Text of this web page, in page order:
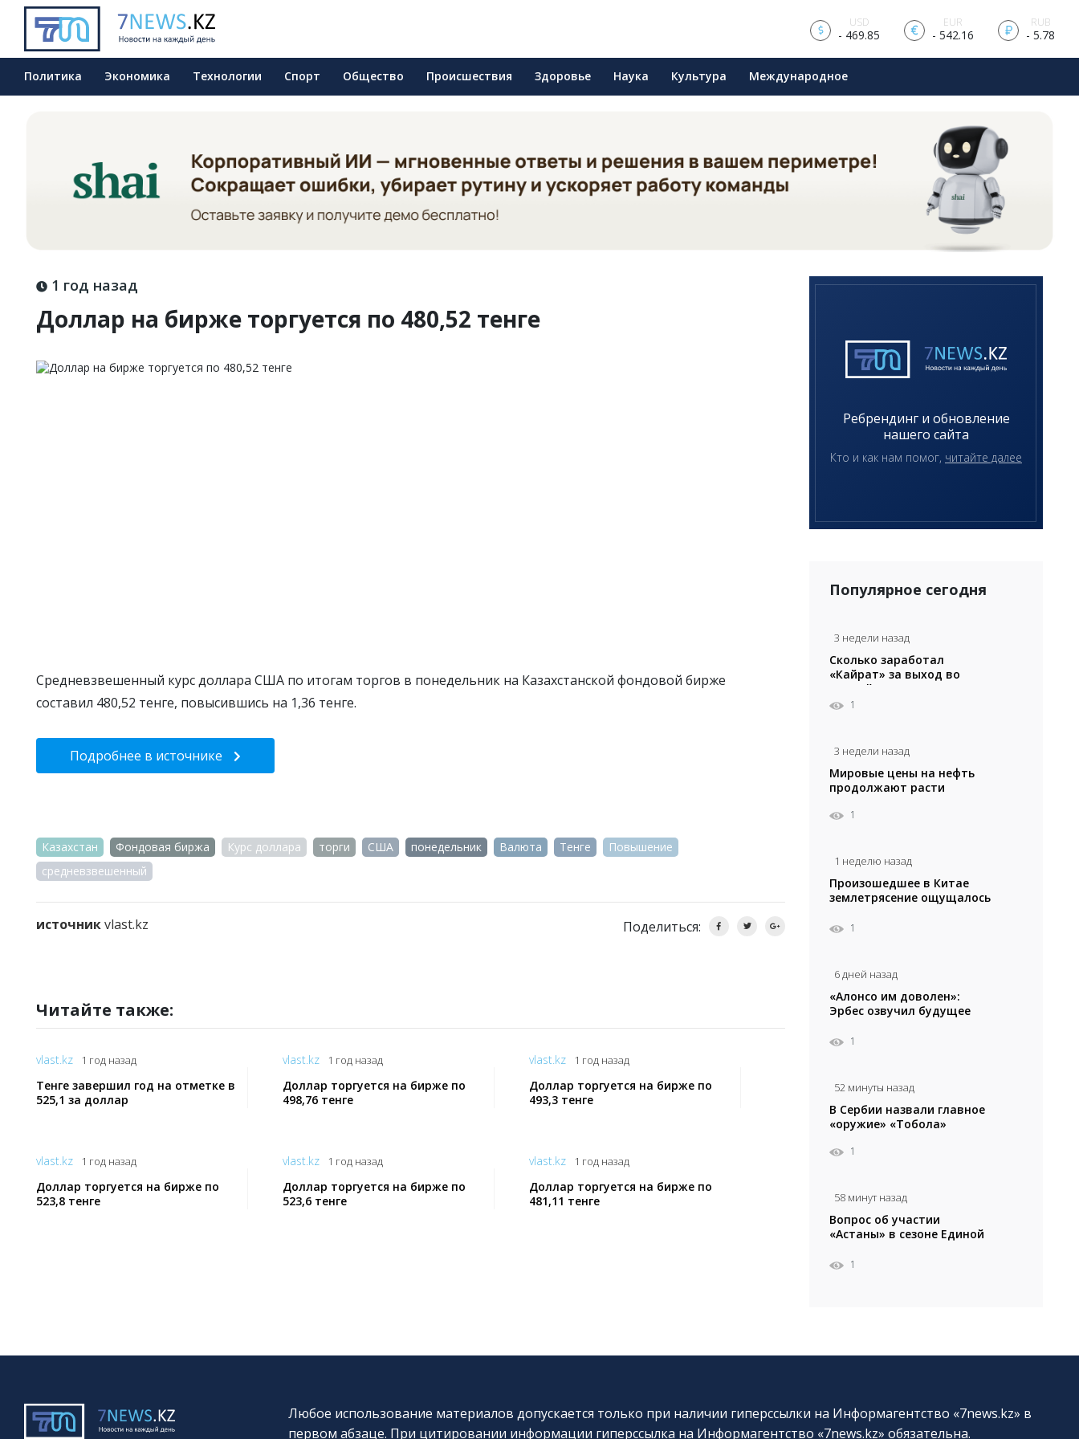
USD
- 469.85
EUR
- 542.16
RUB
- 5.78
Политика Экономика Технологии Спорт Общество Происшествия Здоровье Наука Культура Международное
1 год назад
Доллар на бирже торгуется по 480,52 тенге
Средневзвешенный курс доллара США по итогам торгов в понедельник на Казахстанской фондовой бирже
составил 480,52 тенге, повысившись на 1,36 тенге.
Подробнее в источнике
Казахстан Фондовая биржа Курс доллара торги США понедельник Валюта Тенге
Повышение
средневзвешенный
источникvlast.kz Поделиться:
Читайте также:
vlast.kz 1 год назад
Тенге завершил год на отметке в
525,1 за доллар
vlast.kz 1 год назад
Доллар торгуется на бирже по
498,76 тенге
vlast.kz 1 год назад
Доллар торгуется на бирже по
493,3 тенге
vlast.kz 1 год назад
Доллар торгуется на бирже по
523,8 тенге
vlast.kz 1 год назад
Доллар торгуется на бирже по
523,6 тенге
vlast.kz 1 год назад
Доллар торгуется на бирже по
481,11 тенге
Ребрендинг и обновление
нашего сайта
Кто и как нам помог, читайте далее
Популярное сегодня
3 недели назад
Сколько заработал
«Кайрат» за выход во
второй раунд Лиги
Чемпионов
1
3 недели назад
Мировые цены на нефть
продолжают расти
1
1 неделю назад
Произошедшее в Китае
землетрясение ощущалось
1
6 дней назад
«Алонсо им доволен»:
Эрбес озвучил будущее
1
52 минуты назад
В Сербии назвали главное
«оружие» «Тобола»
1
58 минут назад
Вопрос об участии
«Астаны» в сезоне Единой
открытым
1
Любое использование материалов допускается только при наличии гиперссылки на Информагентство «7news.kz» в
первом абзаце. При цитировании информации гиперссылка на Информагентство «7news.kz» обязательна.